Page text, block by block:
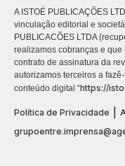
A ISTOÉ PUBLICAÇÕES
vinculação editorial e
PUBLICACÕES LTDA
realizamos cobranças e
contrato de assinatura da
autorizamos terceiros a
conteúdo digital “https://
Política de Privacidade